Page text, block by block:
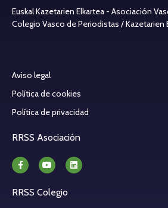
Euskal Kazetarien Elkartea - Asociación
Colegio Vasco de Periodistas / Kazetarien
Aviso legal
Política de cookies
Política de privacidad
RRSS Asociación
RRSS Colegio